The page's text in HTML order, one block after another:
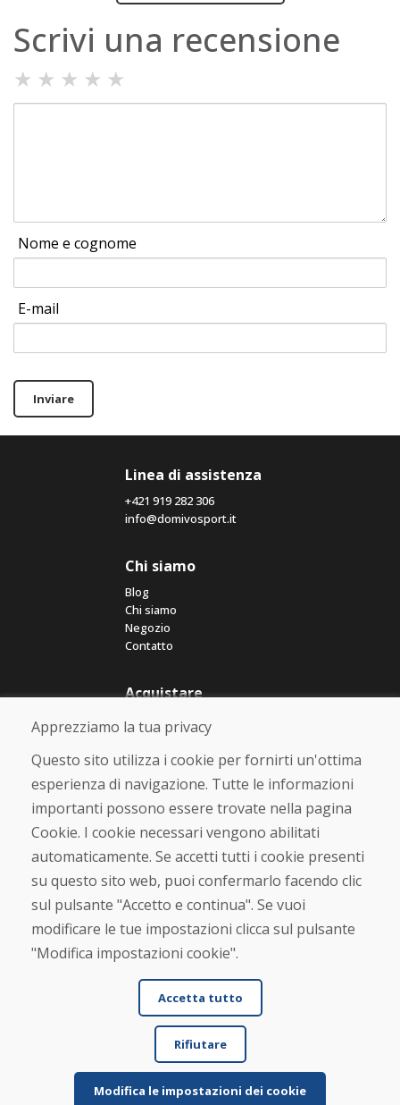
Scrivi una recensione
★ ★ ★ ★ ★
Nome e cognome
E-mail
Inviare
Linea di assistenza
+421 919 282 306
info@domivosport.it
Chi siamo
Blog
Chi siamo
Negozio
Contatto
Acquistare
Negozio online
Termini e condizioni commerciali
Spedizione e pagamento
Reso e cambio merce
Protezione dei dati personali
Cookies
Verificato dai clienti
★★★★★
© DOMIVOSPORT 2026, tutti i diritti riservati
Apprezziamo la tua privacy
Questo sito utilizza i cookie per fornirti un'ottima
esperienza di navigazione. Tutte le informazioni
importanti possono essere trovate nella pagina
Cookie. I cookie necessari vengono abilitati
automaticamente. Se accetti tutti i cookie presenti
su questo sito web, puoi confermarlo facendo clic
sul pulsante "Accetto e continua". Se vuoi
modificare le tue impostazioni clicca sul pulsante
"Modifica impostazioni cookie".
Accetta tutto
Rifiutare
Modifica le impostazioni dei cookie